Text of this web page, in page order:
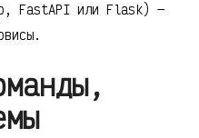
FastAPI или Flask) —